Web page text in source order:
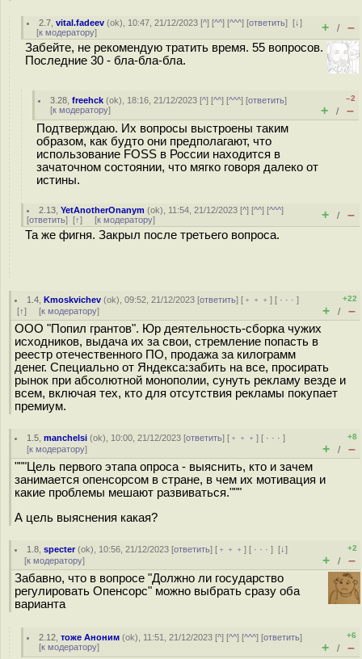
2.7 ,vital.fadeev (ok), 10:47, 21/12/2023 [^] [^^] [^^^] [ответить][↓]
[к модератору] + / –
Забейте, не рекомендую тратить время. 55 вопросов.
Последние 30 - бла-бла-бла.
3.28 ,freehck (ok), 18:16, 21/12/2023 [^] [^^] [^^^] [ответить]
[к модератору]
–2
+ / –
Подтверждаю. Их вопросы выстроены таким
образом, как будто они предполагают, что
использование FOSS в России находится в
зачаточном состоянии, что мягко говоря далеко от
истины.
2.13 ,YetAnotherOnanym (ok), 11:54, 21/12/2023 [^] [^^] [^^^]
[ответить] [↑] [к модератору] + / –
Та же фигня. Закрыл после третьего вопроса.
1.4 ,Kmoskvichev (ok), 09:52, 21/12/2023 [ответить] [ ﹢﹢﹢] [ · · ·]
[↑] [к модератору]
+22
+ / –
ООО "Попил грантов". Юр деятельность-сборка чужих
исходников, выдача их за свои, стремление попасть в
реестр отечественного ПО, продажа за килограмм
денег. Специально от Яндекса:забить на все, просирать
рынок при абсолютной монополии, сунуть рекламу везде и
всем, включая тех, кто для отсутствия рекламы покупает
премиум.
1.5 ,manchelsi (ok), 10:00, 21/12/2023 [ответить] [ ﹢﹢﹢] [ · · ·]
[к модератору]
+8
+ / –
"""Цель первого этапа опроса - выяснить, кто и зачем
занимается опенсорсом в стране, в чем их мотивация и
какие проблемы мешают развиваться."""
А цель выяснения какая?
1.8 ,specter(ok), 10:56, 21/12/2023 [ответить] [ ﹢﹢﹢] [ · · ·][↓]
[к модератору]
+2
+ / –
Забавно, что в вопросе "Должно ли государство
регулировать Опенсорс" можно выбрать сразу оба
варианта
2.12 ,тоже Аноним (ok), 11:51, 21/12/2023 [^] [^^] [^^^] [ответить]
[к модератору]
+6
+ / –